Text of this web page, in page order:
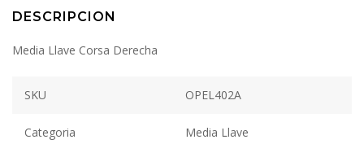
DESCRIPCION
Media Llave Corsa Derecha
SKU OPEL402A
Categoria Media Llave